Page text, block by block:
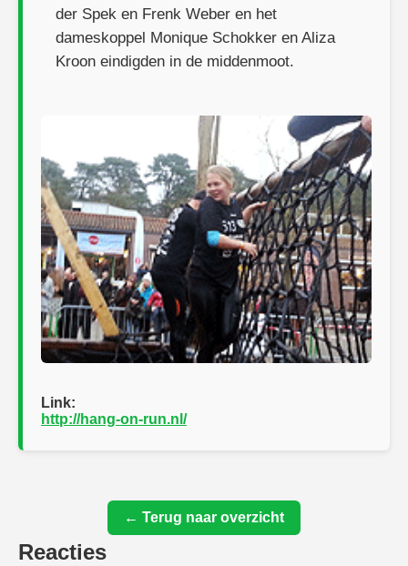
der Spek en Frenk Weber en het
dameskoppel Monique Schokker en Aliza
Kroon eindigden in de middenmoot.
Link:
http://hang-on-run.nl/
← Terug naar overzicht
Reacties